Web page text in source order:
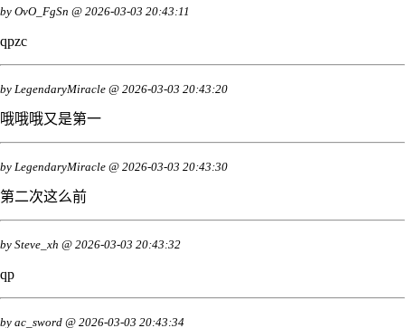
by OvO_FgSn @ 2026-03-03 20:43:11
qpzc
by LegendaryMiracle @ 2026-03-03 20:43:20
哦哦哦又是第一
by LegendaryMiracle @ 2026-03-03 20:43:30
第二次这么前
by Steve_xh @ 2026-03-03 20:43:32
qp
by ac_sword @ 2026-03-03 20:43:34